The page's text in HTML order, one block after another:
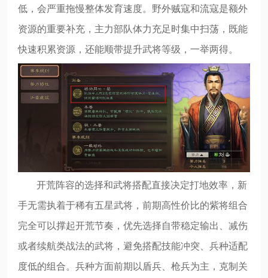
低，会严重拖慢整体发育速度。野外贼寇和流寇是额外
资源的重要补充，主力部队体力充足时集中扫荡，既能
快速积累资源，还能顺带提升武将等级，一举两得。
开荒阵容的选择和武将搭配直接决定打地效率，新
手无需执着于稀有五星武将，前期高性价比的紫将组合
完全可以撑起开荒节奏，优先选择自带稳定输出、减伤
或者续航类战法的武将，避免搭配技能冲突、兵种适配
度低的组合。兵种方面前期以盾兵、枪兵为主，克制关